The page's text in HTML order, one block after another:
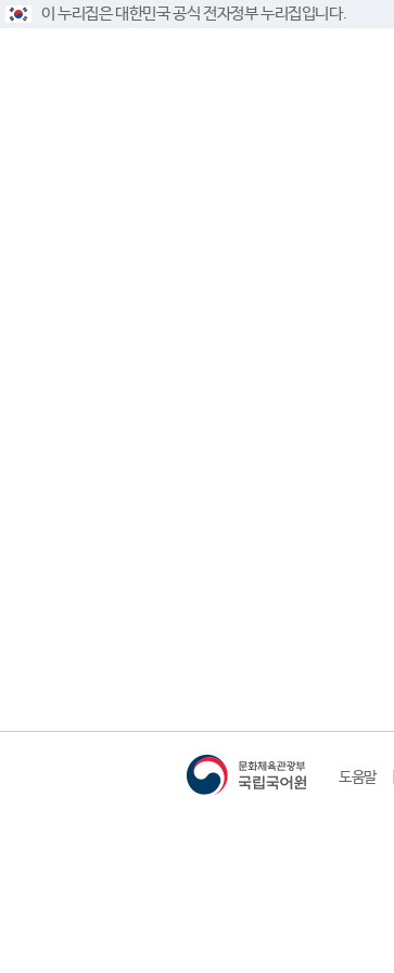
이 누리집은 대한민국 공식 전자정부 누리집입니다.
도움말